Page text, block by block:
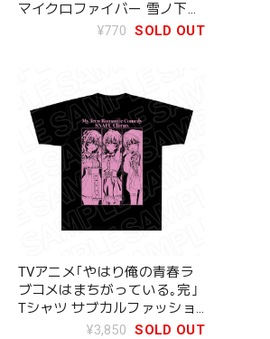
マイクロファイバー 雪ノ下雪
乃 サブカルファッション ver.
¥770 SOLD OUT
TVアニメ｢やはり俺の青春ラ
ブコメはまちがっている｡完｣
Tシャツ サブカルファッショ
¥3,850 SOLD OUT